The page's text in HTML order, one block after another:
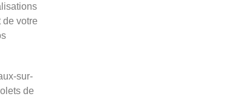
votre
sur-
de